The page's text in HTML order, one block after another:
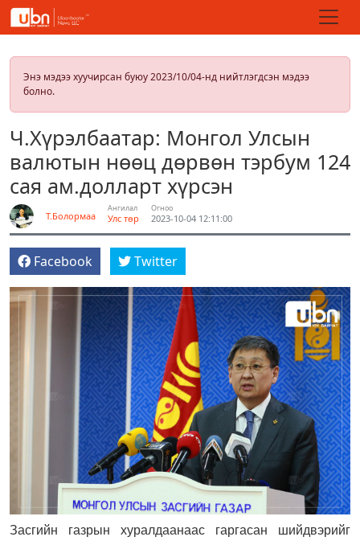
Энэ мэдээ хуучирсан буюу 2023/10/04-нд нийтлэгдсэн мэдээ
болно.
Ч.Хүрэлбаатар: Монгол Улсын
валютын нөөц дөрвөн тэрбум 124
сая ам.долларт хүрсэн
Т.Болормаа
Ангилал
Улс төр
Огноо
2023-10-04 12:11:00
Facebook Twitter
Засгийн газрын хуралдаанаас гаргасан шийдвэрийг